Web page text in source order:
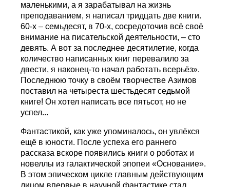
маленькими, а я зарабатывал на жизнь
преподаванием, я написал тридцать две книги.
60-х – семьдесят, в 70-х, сосредоточив всё своё
внимание на писательской деятельности, – сто
девять. А вот за последнее десятилетие, когда
количество написанных книг перевалило за
двести, я наконец-то начал работать всерьёз».
Последнюю точку в своём творчестве Азимов
поставил на четыреста шестьдесят седьмой
книге! Он хотел написать все пятьсот, но не
успел...
Фантастикой, как уже упоминалось, он увлёкся
ещё в юности. После успеха его раннего
рассказа вскоре появились книги о роботах и
новеллы из галактической эпопеи «Основание».
В этом эпическом цикле главным действующим